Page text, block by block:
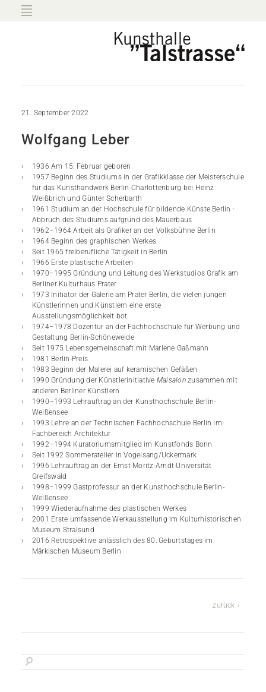
21. September 2022
Wolfgang Leber
1936 Am 15. Februar geboren
1957 Beginn des Studiums in der Grafikklasse der Meisterschule
für das Kunsthandwerk Berlin-Charlottenburg bei Heinz
Weißbrich und Günter Scherbarth
1961 Studium an der Hochschule für bildende Künste Berlin ·
Abbruch des Studiums aufgrund des Mauerbaus
1962–1964 Arbeit als Grafiker an der Volksbühne Berlin
1964 Beginn des graphischen Werkes
Seit 1965 freiberufliche Tätigkeit in Berlin
1966 Erste plastische Arbeiten
1970–1995 Gründung und Leitung des Werkstudios Grafik am
Berliner Kulturhaus Prater
1973 Initiator der Galerie am Prater Berlin, die vielen jungen
Künstlerinnen und Künstlern eine erste
Ausstellungsmöglichkeit bot
1974–1978 Dozentur an der Fachhochschule für Werbung und
Gestaltung Berlin-Schöneweide
Seit 1975 Lebensgemeinschaft mit Marlene ­Gaßmann
1981 Berlin-Preis
1983 Beginn der Malerei auf keramischen Gefäßen
1990 Gründung der Künstlerinitiative Maisalon­zusammen mit
anderen Berliner Künstlern
1990–1993 Lehrauftrag an der Kunsthochschule Berlin-
Weißensee
1993 Lehre an der Technischen Fachhochschule ­Berlin im
Fachbereich Architektur
1992–1994 Kuratoriumsmitglied im Kunstfonds Bonn
Seit 1992 Sommeratelier in Vogelsang/Uckermark
1996 Lehrauftrag an der Ernst-Moritz-Arndt-Universität
Greifswald
1998–1999 Gastprofessur an der Kunsthochschule Berlin-
Weißensee
1999 Wiederaufnahme des plastischen Werkes
2001 Erste umfassende Werkausstellung im Kulturhistorischen
Museum Stralsund
2016 Retrospektive anlässlich des 80. Geburtstages im
Märkischen Museum Berlin
zurück